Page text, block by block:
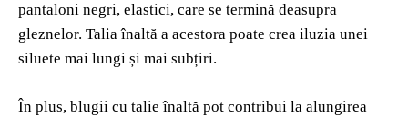
pantaloni negri, elastici, care se termină deasupra
gleznelor. Talia înaltă a acestora poate crea iluzia unei
siluete mai lungi și mai subțiri.
În plus, blugii cu talie înaltă pot contribui la alungirea